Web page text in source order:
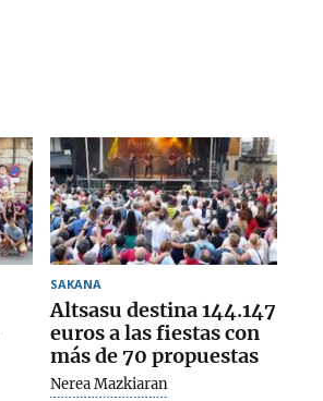
SAKANA
Altsasu destina 144.147
euros a las fiestas con
más de 70 propuestas
Nerea Mazkiaran